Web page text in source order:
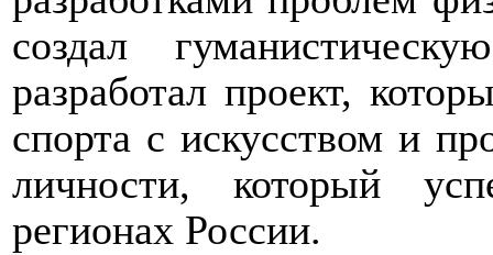
создал
разработал проект,
спорта с искусством и
личности, который
регионах России.